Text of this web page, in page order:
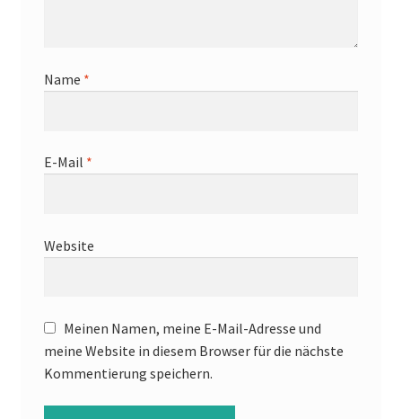
Name *
E-Mail *
Website
Meinen Namen, meine E-Mail-Adresse und
meine Website in diesem Browser für die nächste
Kommentierung speichern.